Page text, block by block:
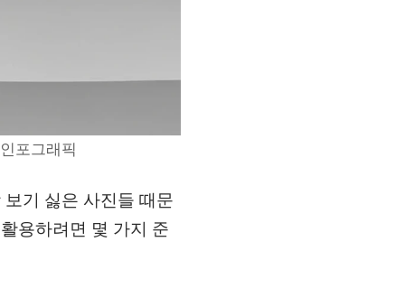
포그래픽
기 싫은 사진들 때문
용하려면 몇 가지 준